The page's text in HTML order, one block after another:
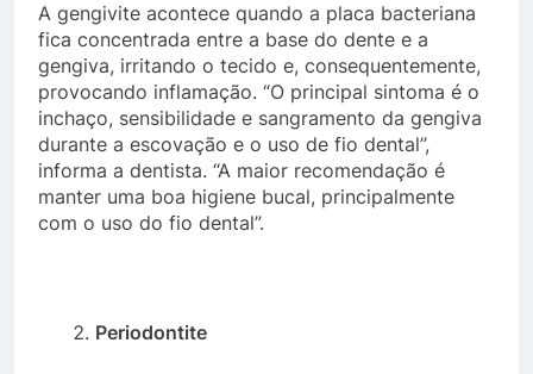
A gengivite acontece quando a placa bacteriana
fica concentrada entre a base do dente e a
gengiva, irritando o tecido e, consequentemente,
provocando inflamação. “O principal sintoma é o
inchaço, sensibilidade e sangramento da gengiva
durante a escovação e o uso de fio dental”,
informa a dentista. “A maior recomendação é
manter uma boa higiene bucal, principalmente
com o uso do fio dental”.
Periodontite